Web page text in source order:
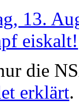
13.
eiskalt!
die
erklärt.